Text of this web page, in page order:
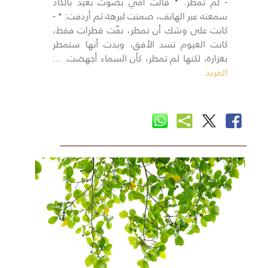
سمعته عبر الهاتف، صمتت لبرهة ثم أردفت: ٭ -
كانت على وشك أن تمطر، نفّت قطرات فقط،
كانت الغيوم تسد الأفق، وبدت أنها ستمطر
بغزارة، لكنها لم تمطر، كأن السماء أجهضت. ...
المزيد